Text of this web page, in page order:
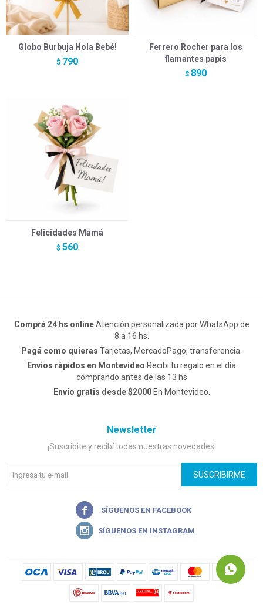
Globo Burbuja Hola Bebé!
$ 790
Ferrero Rocher para los
flamantes papis
$ 890
Felicidades Mamá
$ 560
Comprá 24 hs onlineAtención personalizada por WhatsApp de
8 a 16 hs.
Pagá como quieras Tarjetas, MercadoPago, transferencia.
Envíos rápidos en Montevideo Recibí tu regalo en el día
comprando antes de las 13 hs
Envío gratis desde $2000En Montevideo.
Newsletter
¡Suscribite y recibí todas nuestras novedades!
SUSCRIBIRME

